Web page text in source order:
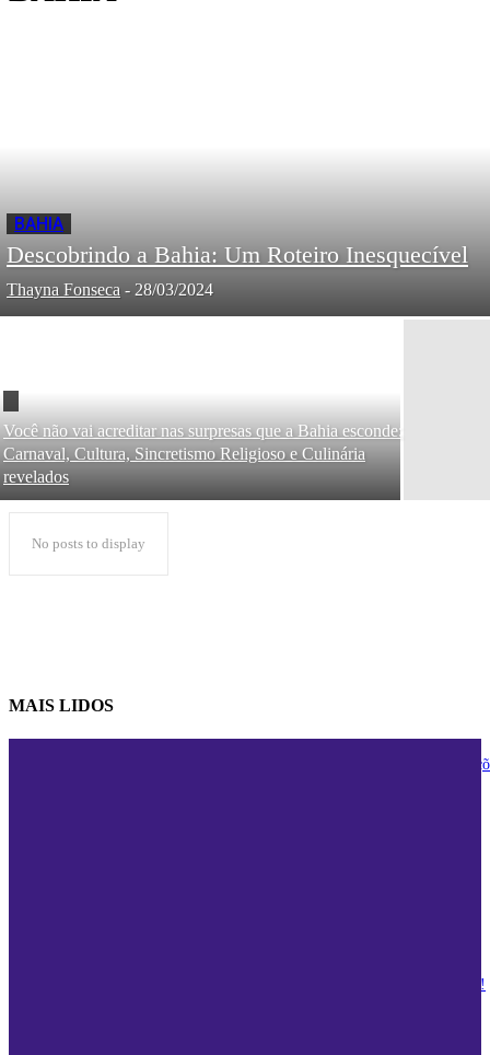
BAHIA
Descobrindo a Bahia: Um Roteiro Inesquecível
Thayna Fonseca - 28/03/2024
Você não vai acreditar nas surpresas que a Bahia esconde:
Carnaval, Cultura, Sincretismo Religioso e Culinária
revelados
No posts to display
MAIS LIDOS
Os eSports: a revolução do entretenimento digital e o futuro das
Descubra como conquistar seu sonho de trabalhar em um emprego digital!